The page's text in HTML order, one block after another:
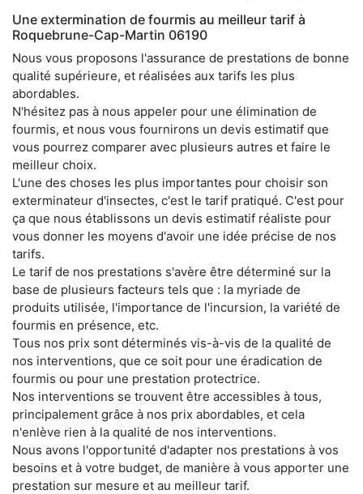
Une extermination de fourmis au meilleur tarif à
Roquebrune-Cap-Martin 06190
Nous vous proposons l'assurance de prestations de bonne
qualité supérieure, et réalisées aux tarifs les plus
abordables.
N'hésitez pas à nous appeler pour une élimination de
fourmis, et nous vous fournirons un devis estimatif que
vous pourrez comparer avec plusieurs autres et faire le
meilleur choix.
L'une des choses les plus importantes pour choisir son
exterminateur d'insectes, c'est le tarif pratiqué. C'est pour
ça que nous établissons un devis estimatif réaliste pour
vous donner les moyens d'avoir une idée précise de nos
tarifs.
Le tarif de nos prestations s'avère être déterminé sur la
base de plusieurs facteurs tels que : la myriade de
produits utilisée, l'importance de l'incursion, la variété de
fourmis en présence, etc.
Tous nos prix sont déterminés vis-à-vis de la qualité de
nos interventions, que ce soit pour une éradication de
fourmis ou pour une prestation protectrice.
Nos interventions se trouvent être accessibles à tous,
principalement grâce à nos prix abordables, et cela
n'enlève rien à la qualité de nos interventions.
Nous avons l'opportunité d'adapter nos prestations à vos
besoins et à votre budget, de manière à vous apporter une
prestation sur mesure et au meilleur tarif.